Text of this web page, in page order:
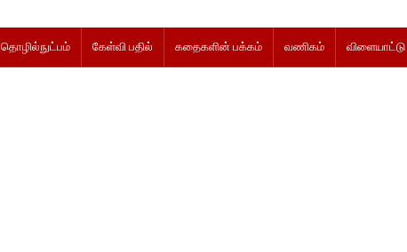
தொழில்நுட்பம் கேள்வி பதில் கதைகளின் பக்கம் வணிகம் விளையாட்டு